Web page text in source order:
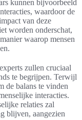
kunnen bijvoorbeeld
waardoor de
van deze
worden onderschat,
waarop mensen
zullen cruciaal
te begrijpen. Terwijl
de balans te vinden
interacties.
relaties zal
blijven, aangezien